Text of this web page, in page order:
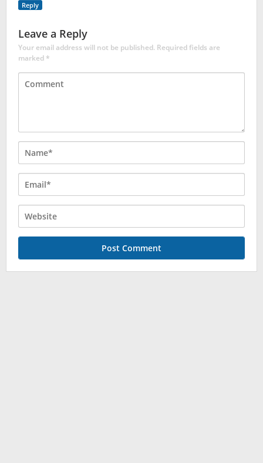
Reply
Leave a Reply
Your email address will not be published. Required fields are
marked*